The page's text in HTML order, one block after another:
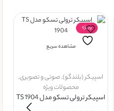
ویــژه
مشاهده سریع
اسپیکر (بلندگو),صوتی و تصویری,
محصولات ویژه
اسپیکر ترولی تسکو مدل TS 1904